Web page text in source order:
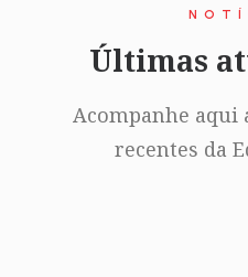
Últimas
Acompanhe aqui
recentes da